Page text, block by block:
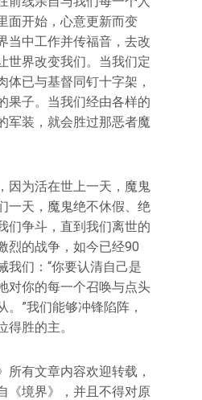
面开始，心意更新而变
当中工作并传福音，去改
世界改变我们。当我们定
体已与基督同钉十字架，
果子。当我们经由各样的
军装，就会胜过那恶者魔
因为活在世上一天，魔鬼
一天，魔鬼绝不休假、绝
们争斗，直到我们离世的
烈的战争，如今已经90
我们：“你要认清自己是
对你的每一个召唤与点头
。”我们能够冲锋陷阵，
得胜的主。
所有文章内容欢迎转载，
《境界》，并且不得对原